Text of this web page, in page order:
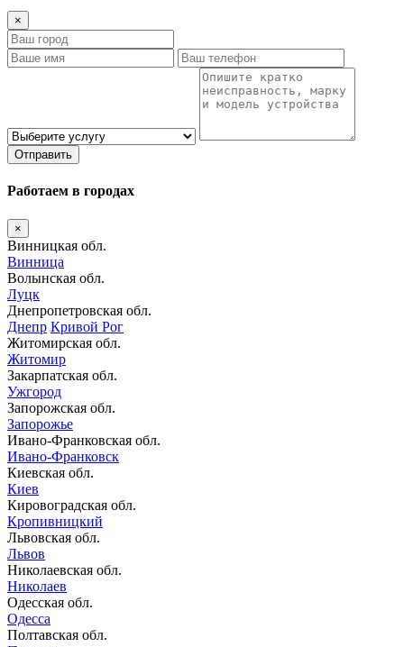
×
Отправить
Работаем в городах
×
Винницкая обл.
Винница
Волынская обл.
Луцк
Днепропетровская обл.
Днепр Кривой Рог
Житомирская обл.
Житомир
Закарпатская обл.
Ужгород
Запорожская обл.
Запорожье
Ивано-Франковская обл.
Ивано-Франковск
Киевская обл.
Киев
Кировоградская обл.
Кропивницкий
Львовская обл.
Львов
Николаевская обл.
Николаев
Одесская обл.
Одесса
Полтавская обл.